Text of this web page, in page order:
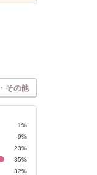
その他
1%
9%
23%
35%
32%